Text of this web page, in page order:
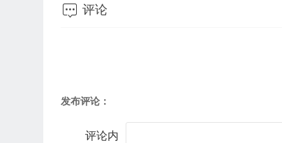
 评论
发布评论：
评论内